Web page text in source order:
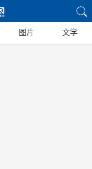
图片 文学